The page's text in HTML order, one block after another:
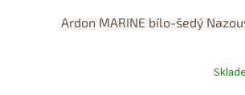
Ardon MARINE bílo-šedý